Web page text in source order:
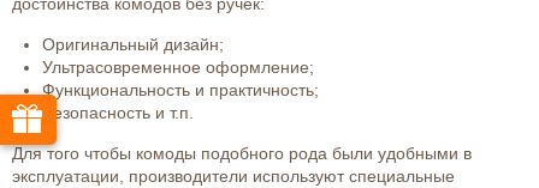
Оригинальный дизайн;
Ультрасовременное оформление;
Функциональность и практичность;
Безопасность и т.п.
Для того чтобы комоды подобного рода были удобными в
эксплуатации, производители используют специальные